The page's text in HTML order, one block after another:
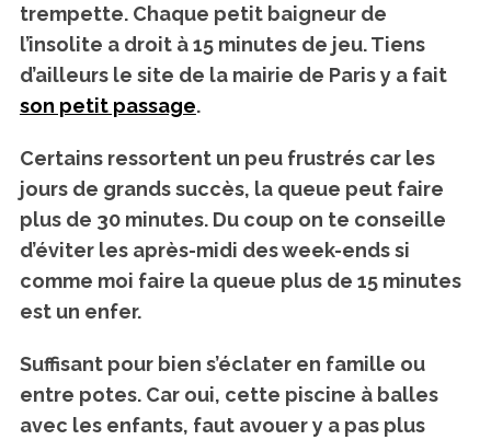
trempette. Chaque petit baigneur de
l’insolite a droit à 15 minutes de jeu. Tiens
d’ailleurs le site de la mairie de Paris y a fait
son petit passage.
Certains ressortent un peu frustrés car les
jours de grands succès, la queue peut faire
plus de 30 minutes. Du coup on te conseille
d’éviter les après-midi des week-ends si
comme moi faire la queue plus de 15 minutes
est un enfer.
Suffisant pour bien s’éclater en famille ou
entre potes.Car oui, cette piscine à balles
avec les enfants, faut avouer y a pas plus